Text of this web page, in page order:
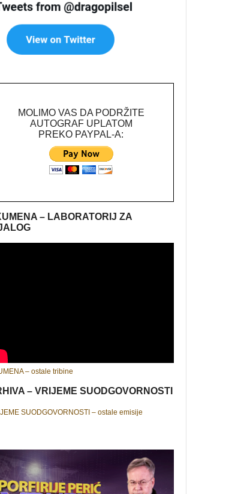
MOLIMO VAS DA PODRŽITE
AUTOGRAF UPLATOM
PREKO PAYPAL-A:
– LABORATORIJ ZA
– ostale tribine
– VRIJEME SUODGOVORNOSTI
SUODGOVORNOSTI – ostale emisije